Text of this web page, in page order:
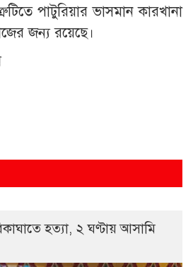
পাটুরিয়ার ভাসমান কারখানা
জন্য রয়েছে।
হত্যা, ২ ঘণ্টায় আসামি